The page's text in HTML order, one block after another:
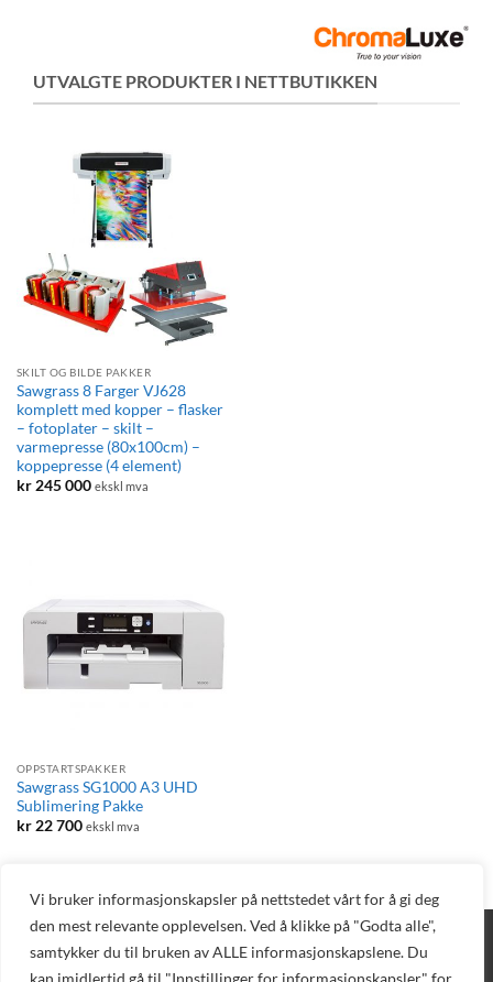
Vi bruker informasjonskapsler på nettstedet vårt for å gi deg
den mest relevante opplevelsen. Ved å klikke på "Godta alle",
samtykker du til bruken av ALLE informasjonskapslene. Du
kan imidlertid gå til "Innstillinger for informasjonskapsler" for
UTVALGTE PRODUKTER I NETTBUTIKKEN
SKILT OG BILDE PAKKER
Sawgrass 8 Farger VJ628
komplett med kopper – flasker
– fotoplater – skilt –
varmepresse (80x100cm) –
koppepresse (4 element)
kr245 000 ekskl mva
OPPSTARTSPAKKER
Sawgrass SG1000 A3 UHD
Sublimering Pakke
kr22 700 ekskl mva
DIREKTE BESTILLING
TEKNISK SUPPORT
PELEMAN
NETTBUTIKK